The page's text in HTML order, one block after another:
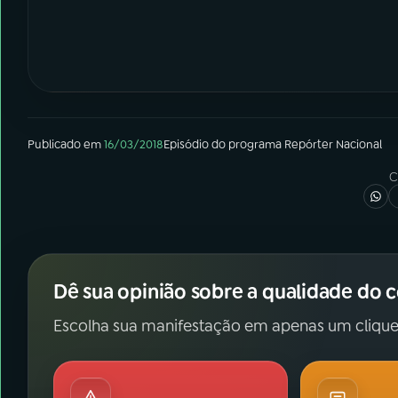
Publicado em16/03/2018Episódiodo programa Repórter Nacional
Dê sua opinião sobre a qualidade do
Escolha sua manifestação em apenas um